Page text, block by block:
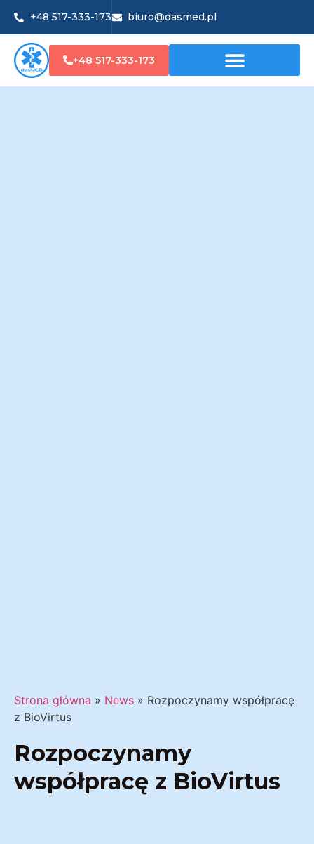
+48 517-333-173 biuro@dasmed.pl
+48 517-333-173
Strona główna » News » Rozpoczynamy współpracę
z BioVirtus
Rozpoczynamy
współpracę z BioVirtus